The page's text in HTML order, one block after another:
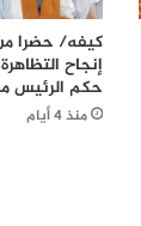
كيفه/ حضرا
حكم الرئيس
منذ 4 أيام